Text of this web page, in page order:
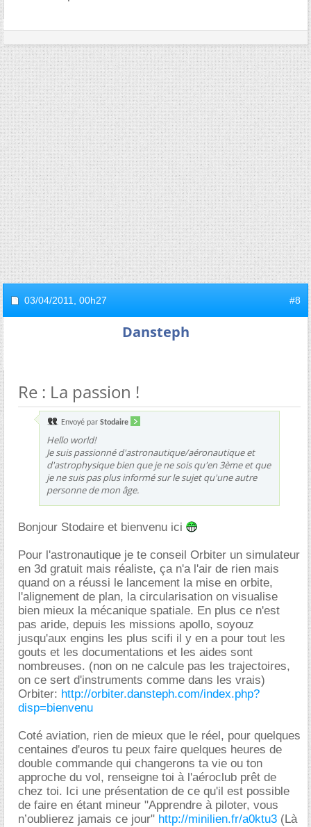
03/04/2011, 00h27 #8
Dansteph
Re : La passion !
Envoyé par Stodaire
Hello world!
Je suis passionné d'astronautique/aéronautique et
d'astrophysique bien que je ne sois qu'en 3ème et que
je ne suis pas plus informé sur le sujet qu'une autre
personne de mon âge.
Bonjour Stodaire et bienvenu ici
Pour l'astronautique je te conseil Orbiter un simulateur
en 3d gratuit mais réaliste, ça n'a l'air de rien mais
quand on a réussi le lancement la mise en orbite,
l'alignement de plan, la circularisation on visualise
bien mieux la mécanique spatiale. En plus ce n'est
pas aride, depuis les missions apollo, soyouz
jusqu'aux engins les plus scifi il y en a pour tout les
gouts et les documentations et les aides sont
nombreuses. (non on ne calcule pas les trajectoires,
on ce sert d'instruments comme dans les vrais)
Orbiter: http://orbiter.dansteph.com/index.php?
disp=bienvenu
Coté aviation, rien de mieux que le réel, pour quelques
centaines d'euros tu peux faire quelques heures de
double commande qui changerons ta vie ou ton
approche du vol, renseigne toi à l'aéroclub prêt de
chez toi. Ici une présentation de ce qu'il est possible
de faire en étant mineur "Apprendre à piloter, vous
n’oublierez jamais ce jour" http://minilien.fr/a0ktu3 (Là